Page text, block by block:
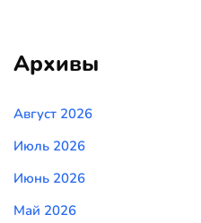
Архивы
Август 2026
Июль 2026
Июнь 2026
Май 2026